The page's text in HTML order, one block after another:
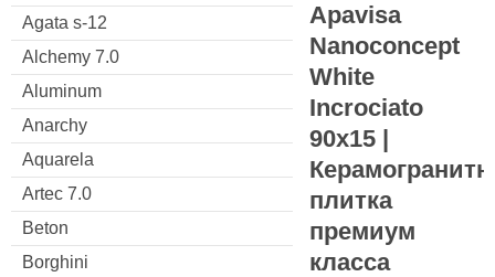
Agata s-12
Alchemy 7.0
Aluminum
Anarchy
Aquarela
Artec 7.0
Beton
Borghini
Apavisa
Nanoconcept
White
Incrociato
90x15 |
плитка
премиум
класса